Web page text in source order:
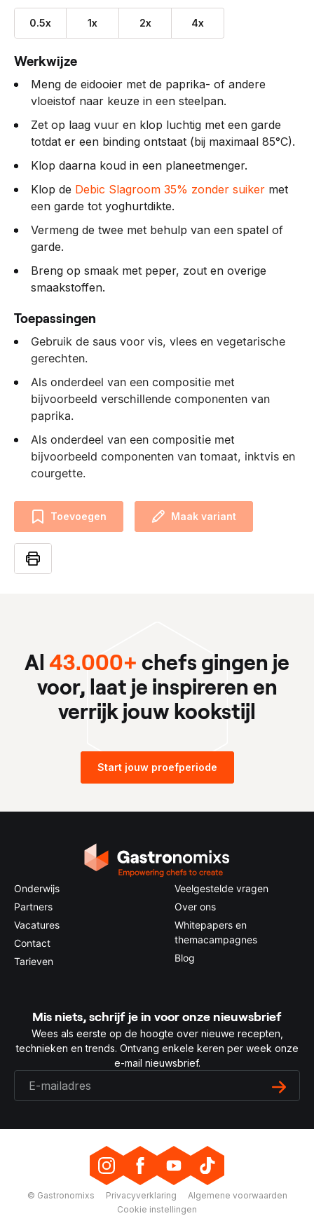
0.5x 1x 2x 4x
Werkwijze
Meng de eidooier met de paprika- of andere
vloeistof naar keuze in een steelpan.
Zet op laag vuur en klop luchtig met een garde
totdat er een binding ontstaat (bij maximaal 85°C).
Klop daarna koud in een planeetmenger.
Klop de Debic Slagroom 35% zonder suiker met
een garde tot yoghurtdikte.
Vermeng de twee met behulp van een spatel of
garde.
Breng op smaak met peper, zout en overige
smaakstoffen.
Toepassingen
Gebruik de saus voor vis, vlees en vegetarische
gerechten.
Als onderdeel van een compositie met
bijvoorbeeld verschillende componenten van
paprika.
Als onderdeel van een compositie met
bijvoorbeeld componenten van tomaat, inktvis en
courgette.
Toevoegen Maak variant
Al 43.000+ chefs gingen je
voor, laat je inspireren en
verrijk jouw kookstijl
Start jouw proefperiode
Onderwijs
Partners
Vacatures
Contact
Tarieven
Veelgestelde vragen
Over ons
Whitepapers en
themacampagnes
Blog
Mis niets, schrijf je in voor onze nieuwsbrief
Wees als eerste op de hoogte over nieuwe recepten,
technieken en trends. Ontvang enkele keren per week onze
e-mail nieuwsbrief.
© Gastronomixs Privacyverklaring
Algemene voorwaarden
Cookie instellingen